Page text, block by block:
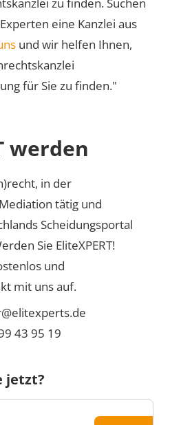
eine Kanzlei aus
und wir helfen Ihnen,
für Sie zu finden."
werden
in der
tätig und
Scheidungsportal
Sie EliteXPERT!
und
mit uns auf.
43 95 19
jetzt?